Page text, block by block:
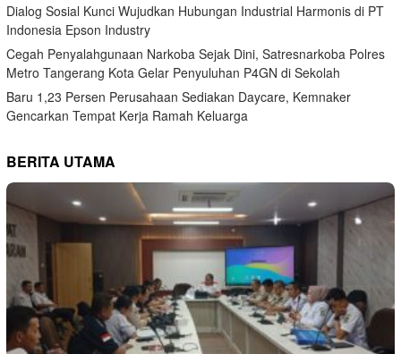
Dialog Sosial Kunci Wujudkan Hubungan Industrial Harmonis di PT
Indonesia Epson Industry
Cegah Penyalahgunaan Narkoba Sejak Dini, Satresnarkoba Polres
Metro Tangerang Kota Gelar Penyuluhan P4GN di Sekolah
Baru 1,23 Persen Perusahaan Sediakan Daycare, Kemnaker
Gencarkan Tempat Kerja Ramah Keluarga
BERITA UTAMA